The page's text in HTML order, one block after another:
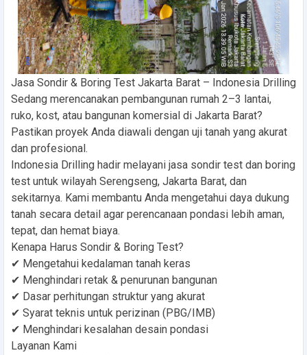
Jasa Sondir & Boring Test Jakarta Barat – Indonesia Drilling
Sedang merencanakan pembangunan rumah 2–3 lantai,
ruko, kost, atau bangunan komersial di Jakarta Barat?
Pastikan proyek Anda diawali dengan uji tanah yang akurat
dan profesional.
Indonesia Drilling hadir melayani jasa sondir test dan boring
test untuk wilayah Serengseng, Jakarta Barat, dan
sekitarnya. Kami membantu Anda mengetahui daya dukung
tanah secara detail agar perencanaan pondasi lebih aman,
tepat, dan hemat biaya.
Kenapa Harus Sondir & Boring Test?
✔ Mengetahui kedalaman tanah keras
✔ Menghindari retak & penurunan bangunan
✔ Dasar perhitungan struktur yang akurat
✔ Syarat teknis untuk perizinan (PBG/IMB)
✔ Menghindari kesalahan desain pondasi
Layanan Kami